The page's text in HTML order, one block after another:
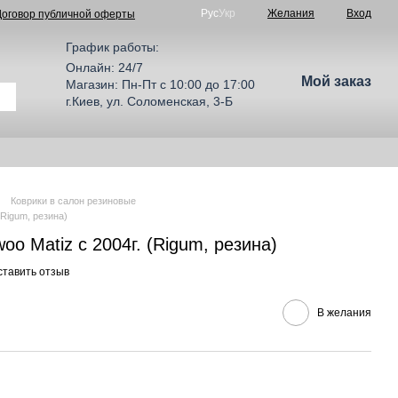
публичной оферты РусУкр Желания Вход
График работы:
Онлайн: 24/7
Магазин: Пн-Пт с 10:00 до 17:00
г.Киев, ул. Соломенская, 3-Б
Мой заказ
Коврики в салон резиновые
резина)
Matiz с 2004г. (Rigum, резина)
отзыв
В желания